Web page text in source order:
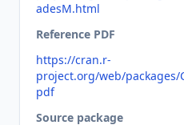
adesM.html
Reference PDF
https://cran.r-
project.org/web/packages/
pdf
Source package